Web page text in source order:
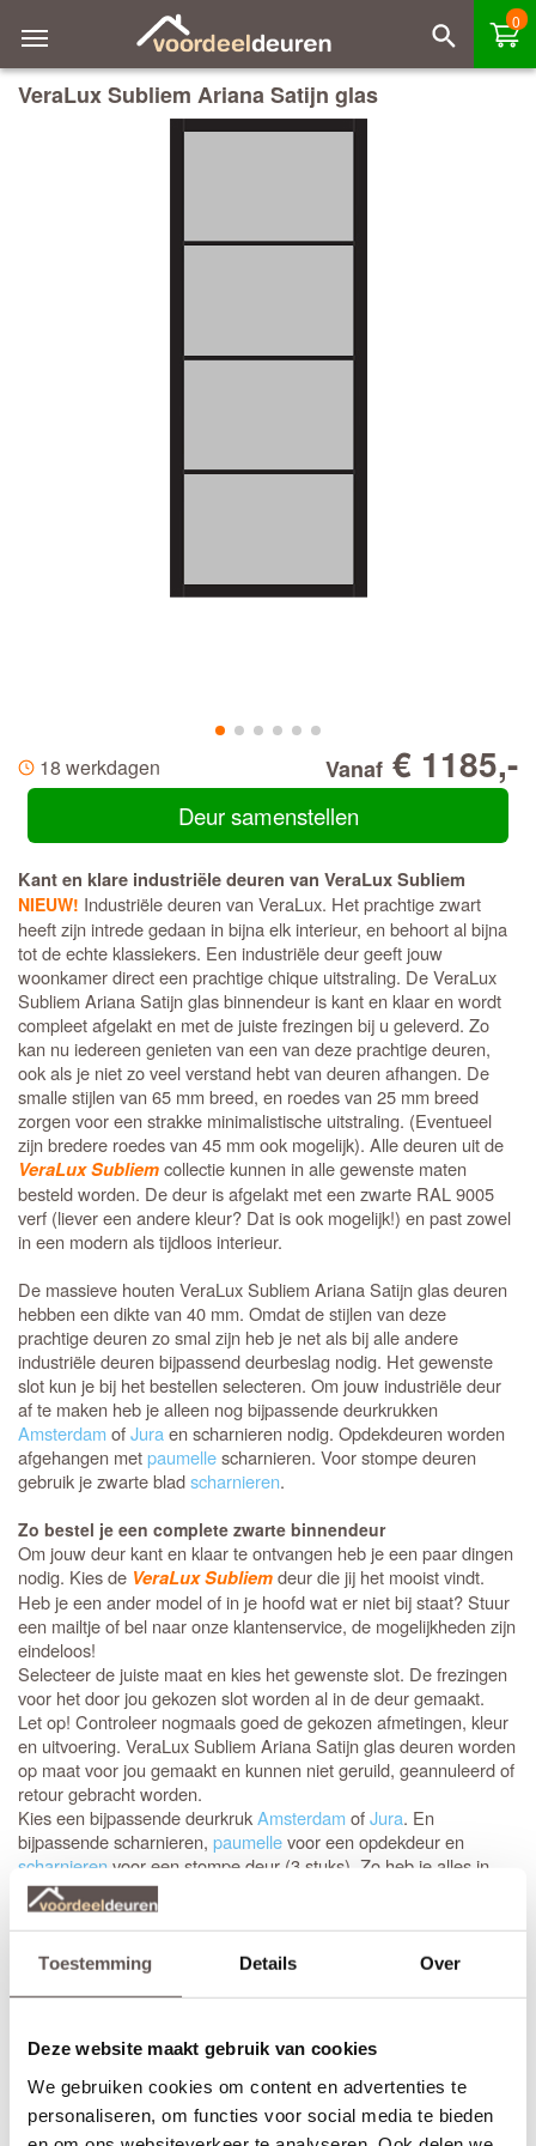
Toestemming Details Over
Deze website maakt gebruik van cookies
We gebruiken cookies om content en advertenties te
personaliseren, om functies voor social media te bieden
0
VeraLux Subliem Ariana Satijn glas
18 werkdagen Vanaf € 1185,-
Deur samenstellen
Kant en klare industriële deuren van VeraLux Subliem
NIEUW! Industriële deuren van VeraLux. Het prachtige zwart
heeft zijn intrede gedaan in bijna elk interieur, en behoort al bijna
tot de echte klassiekers. Een industriële deur geeft jouw
woonkamer direct een prachtige chique uitstraling. De VeraLux
Subliem Ariana Satijn glas binnendeur is kant en klaar en wordt
compleet afgelakt en met de juiste frezingen bij u geleverd. Zo
kan nu iedereen genieten van een van deze prachtige deuren,
ook als je niet zo veel verstand hebt van deuren afhangen. De
smalle stijlen van 65 mm breed, en roedes van 25 mm breed
zorgen voor een strakke minimalistische uitstraling. (Eventueel
zijn bredere roedes van 45 mm ook mogelijk). Alle deuren uit de
VeraLux Subliemcollectie kunnen in alle gewenste maten
besteld worden. De deur is afgelakt met een zwarte RAL 9005
verf (liever een andere kleur? Dat is ook mogelijk!) en past zowel
in een modern als tijdloos interieur.
De massieve houten VeraLux Subliem Ariana Satijn glas deuren
hebben een dikte van 40 mm. Omdat de stijlen van deze
prachtige deuren zo smal zijn heb je net als bij alle andere
industriële deuren bijpassend deurbeslag nodig. Het gewenste
slot kun je bij het bestellen selecteren. Om jouw industriële deur
af te maken heb je alleen nog bijpassende deurkrukken
Amsterdam ofJuraen scharnieren nodig. Opdekdeuren worden
afgehangen metpaumellescharnieren. Voor stompe deuren
gebruik je zwarte bladscharnieren.
Zo bestel je een complete zwarte binnendeur
Om jouw deur kant en klaar te ontvangen heb je een paar dingen
nodig. Kies de VeraLux Subliemdeur die jij het mooist vindt.
Heb je een ander model of in je hoofd wat er niet bij staat? Stuur
een mailtje of bel naar onze klantenservice, de mogelijkheden zijn
eindeloos!
Selecteer de juiste maat en kies het gewenste slot. De frezingen
voor het door jou gekozen slot worden al in de deur gemaakt.
Let op! Controleer nogmaals goed de gekozen afmetingen, kleur
en uitvoering. VeraLux Subliem Ariana Satijn glas deuren worden
op maat voor jou gemaakt en kunnen niet geruild, geannuleerd of
retour gebracht worden.
Kies een bijpassende deurkrukAmsterdam ofJura. En
bijpassende scharnieren, paumellevoor een opdekdeur en
scharnierenvoor een stompe deur (3 stuks). Zo heb je alles in
huis om zonder problemen jouw nieuwe deur eenvoudig en snel
af te hangen.
Ben je toch niet helemaal zeker van de maat of wil je compleet
Maak de look compleet met een bijpassende dichte deur voor
bijvoorbeeld het toilet of trapkast. De bijpassende dichte deur is
deJuliana.Stompebinnendeuren uit de VeraLux Subliem serie